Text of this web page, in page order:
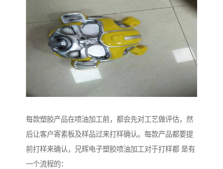
每款塑胶产品在喷油加工前，都会先对工艺做评估，然
后让客户寄素板及样品过来打样确认。每款产品都要提
前打样来确认，兄辉电子塑胶喷油加工对于打样都 是有
一个流程的：